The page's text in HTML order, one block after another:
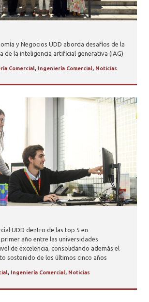
y Negocios UDD aborda desafíos de la
de la inteligencia artificial generativa (IAG)
Comercial, Ingeniería Comercial, Noticias
UDD dentro de las top 5 en
año entre las universidades
de excelencia, consolidando además el
sostenido de los últimos cinco años
, Ingeniería Comercial, Noticias